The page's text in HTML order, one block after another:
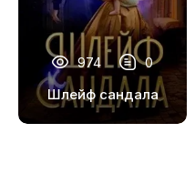
974 0
Шлейф сандала